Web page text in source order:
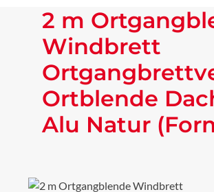
2 m
Windbrett
Ortblende
Alu Natur
Bildergalerie überspringen